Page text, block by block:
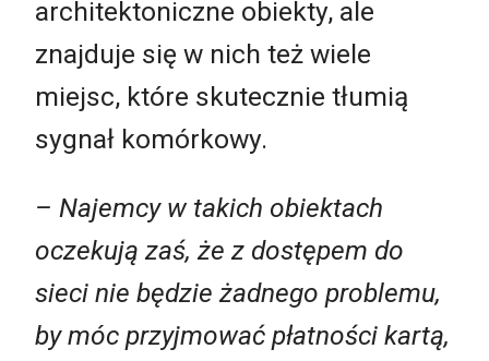
architektoniczne obiekty, ale
znajduje się w nich też wiele
miejsc, które skutecznie tłumią
sygnał komórkowy.
– Najemcy w takich obiektach
oczekują zaś, że z dostępem do
sieci nie będzie żadnego problemu,
by móc przyjmować płatności kartą,